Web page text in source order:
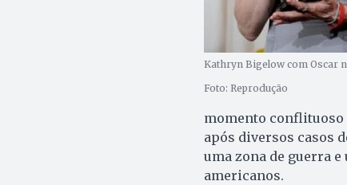
Kathryn Bigelow com Oscar
Foto: Reprodução
momento conflituoso
após diversos casos
uma zona de guerra
americanos.